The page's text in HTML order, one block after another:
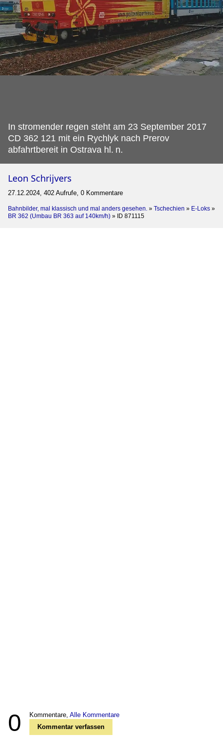
In stromender regen steht am 23 September 2017
CD 362 121 mit ein Rychlyk nach Prerov
abfahrtbereit in Ostrava hl. n.
Leon Schrijvers
27.12.2024, 402 Aufrufe, 0 Kommentare
Bahnbilder, mal klassisch und mal anders gesehen. » Tschechien » E-Loks »
BR 362 (Umbau BR 363 auf 140km/h) » ID 871115
0 Kommentare, Alle Kommentare
Kommentar verfassen